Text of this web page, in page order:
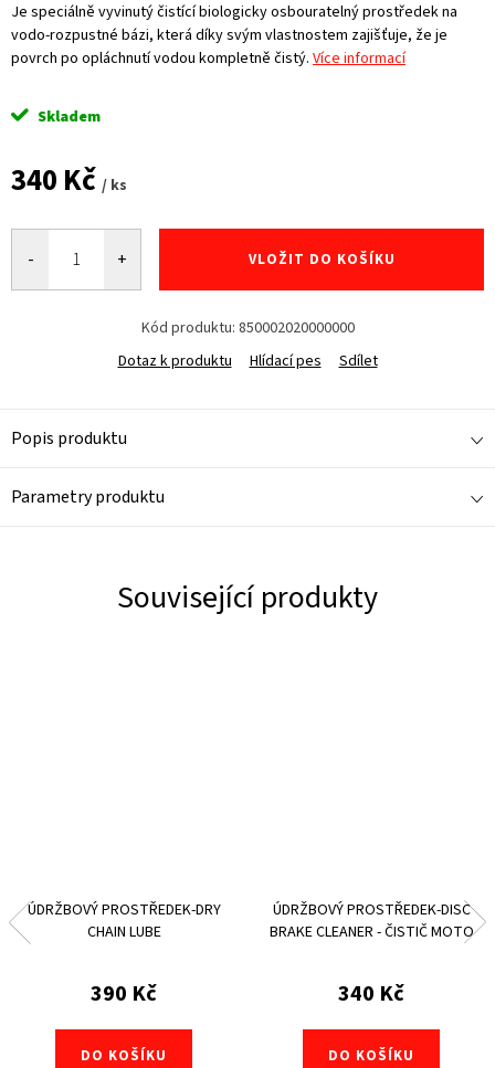
Je speciálně vyvinutý čistící biologicky osbouratelný prostředek na
vodo-rozpustné bázi, která díky svým vlastnostem zajišťuje, že je
povrch po opláchnutí vodou kompletně čistý. Více informací
Skladem
340 Kč / ks
cena:
VLOŽIT DO KOŠÍKU
Kód produktu: 850002020000000
Dotaz k produktu
Hlídací pes Sdílet
Popis produktu
Parametry produktu
Související produkty
ÚDRŽBOVÝ PROSTŘEDEK-DRY
CHAIN LUBE
390 Kč
DO KOŠÍKU
ÚDRŽBOVÝ PROSTŘEDEK-DISC
BRAKE CLEANER - ČISTIČ MOTO
340 Kč
DO KOŠÍKU